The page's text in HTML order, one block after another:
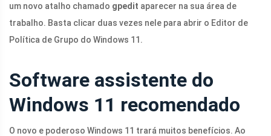
um novo atalho chamado gpedit aparecer na sua área de
trabalho. Basta clicar duas vezes nele para abrir o Editor de
Política de Grupo do Windows 11.
Software assistente do
Windows 11 recomendado
O novo e poderoso Windows 11 trará muitos benefícios. Ao